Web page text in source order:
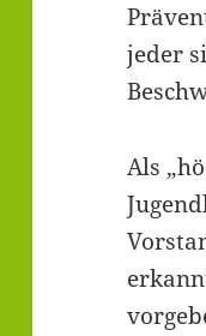
jeder
Als